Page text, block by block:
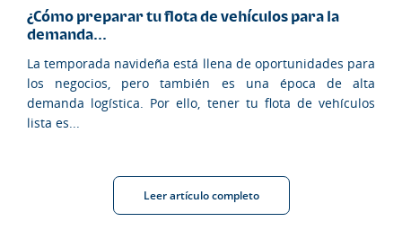
¿Cómo preparar tu flota de vehículos para la
demanda...
La temporada navideña está llena de oportunidades para
los negocios, pero también es una época de alta
demanda logística. Por ello, tener tu flota de vehículos
lista es...
Leer artículo completo